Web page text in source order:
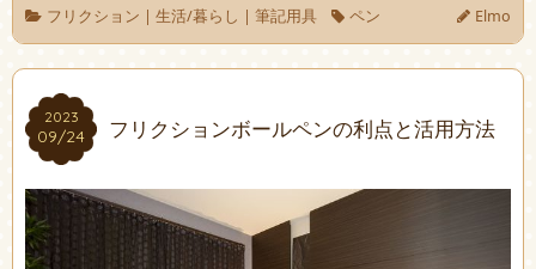
フリクション | 生活/暮らし | 筆記用具 ペン Elmo
2023
09/24
2023
09/24 フリクションボールペンの利点と活用方法